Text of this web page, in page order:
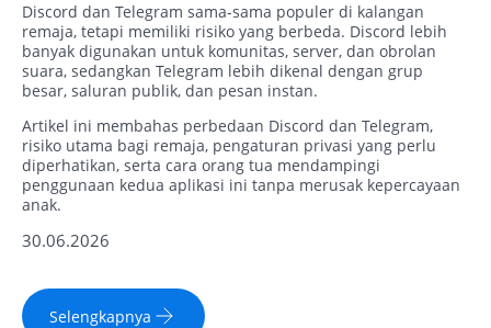
Discord dan Telegram sama-sama populer di kalangan
remaja, tetapi memiliki risiko yang berbeda. Discord lebih
banyak digunakan untuk komunitas, server, dan obrolan
suara, sedangkan Telegram lebih dikenal dengan grup
besar, saluran publik, dan pesan instan.
Artikel ini membahas perbedaan Discord dan Telegram,
risiko utama bagi remaja, pengaturan privasi yang perlu
diperhatikan, serta cara orang tua mendampingi
penggunaan kedua aplikasi ini tanpa merusak kepercayaan
anak.
30.06.2026
Selengkapnya